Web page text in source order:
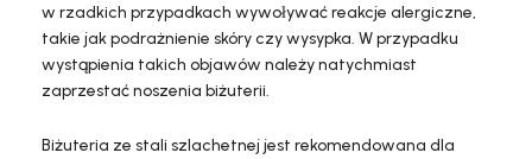
w rzadkich przypadkach wywoływać reakcje alergiczne,
takie jak podrażnienie skóry czy wysypka. W przypadku
wystąpienia takich objawów należy natychmiast
zaprzestać noszenia biżuterii.
Biżuteria ze stali szlachetnej jest rekomendowana dla